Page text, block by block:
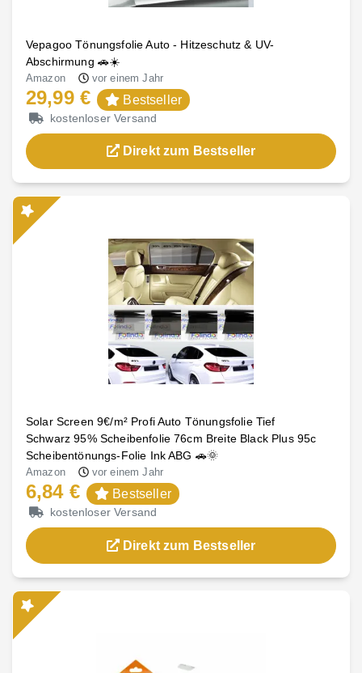
Vepagoo Tönungsfolie Auto - Hitzeschutz & UV-
Abschirmung 🚗☀️
Amazon vor einem Jahr
29,99 € Bestseller
kostenloser Versand
Direkt zum Bestseller
Solar Screen 9€/m² Profi Auto Tönungsfolie Tief
Schwarz 95% Scheibenfolie 76cm Breite Black Plus 95c
Scheibentönungs-Folie Ink ABG 🚗🌞
Amazon vor einem Jahr
6,84 € Bestseller
kostenloser Versand
Direkt zum Bestseller